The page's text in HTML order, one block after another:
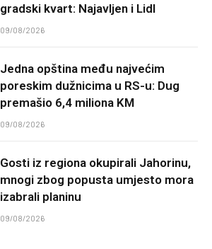
gradski kvart: Najavljen i Lidl
09/08/2026
Jedna opština među najvećim
poreskim dužnicima u RS-u: Dug
premašio 6,4 miliona KM
09/08/2026
Gosti iz regiona okupirali Jahorinu,
mnogi zbog popusta umjesto mora
izabrali planinu
09/08/2026